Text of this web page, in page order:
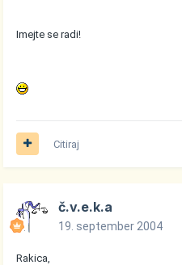
Imejte se radi!
Citiraj
č.v.e.k.a
19. september 2004
Rakica,